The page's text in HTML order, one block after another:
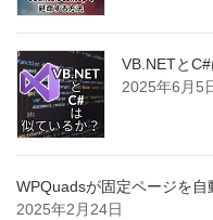
VB.NETと
2025年6月5
WPQuadsが固定ページを自
2025年2月24日